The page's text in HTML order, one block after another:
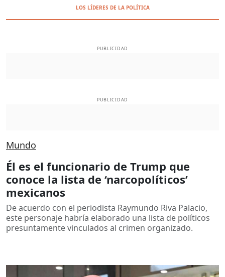
LOS LÍDERES DE LA POLÍTICA
PUBLICIDAD
PUBLICIDAD
Mundo
Él es el funcionario de Trump que
conoce la lista de ‘narcopolíticos’
mexicanos
De acuerdo con el periodista Raymundo Riva Palacio,
este personaje habría elaborado una lista de políticos
presuntamente vinculados al crimen organizado.